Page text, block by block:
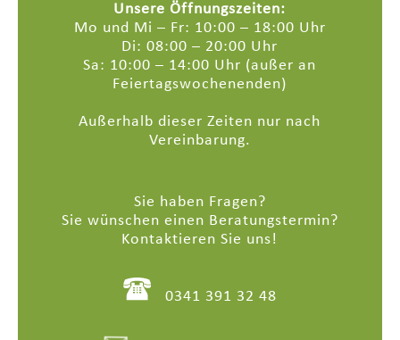
Unsere Öffnungszeiten:
Mo und Mi – Fr: 10:00 – 18:00 Uhr
Di: 08:00 – 20:00 Uhr
Sa: 10:00 – 14:00 Uhr (außer an
Feiertagswochenenden)
Außerhalb dieser Zeiten nur nach
Vereinbarung.
Sie haben Fragen?
Sie wünschen einen Beratungstermin?
Kontaktieren Sie uns!
0341 391 32 48